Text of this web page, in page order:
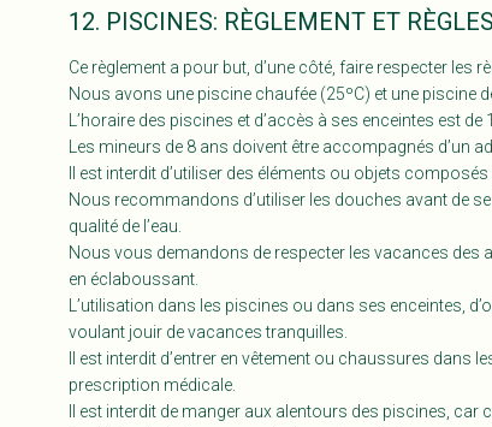
12. PISCINES: RÈGLEMENT ET
Ce règlement a pour but, d’une côté, faire respecter les
Nous avons une piscine chaufée (25ºC) et une piscine
L’horaire des piscines et d’accès à ses enceintes est
Les mineurs de 8 ans doivent être accompagnés d’un
Il est interdit d’utiliser des éléments ou objets
Nous recommandons d’utiliser les douches avant de
qualité de l’eau.
Nous vous demandons de respecter les vacances des
en éclaboussant.
L’utilisation dans les piscines ou dans ses enceintes,
voulant jouir de vacances tranquilles.
Il est interdit d’entrer en vêtement ou chaussures
prescription médicale.
Il est interdit de manger aux alentours des piscines,